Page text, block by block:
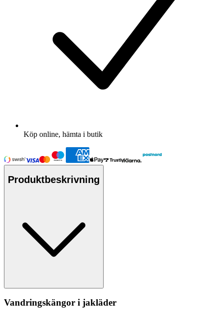
Köp online, hämta i butik
Produktbeskrivning
Vandringskängor i jakläder